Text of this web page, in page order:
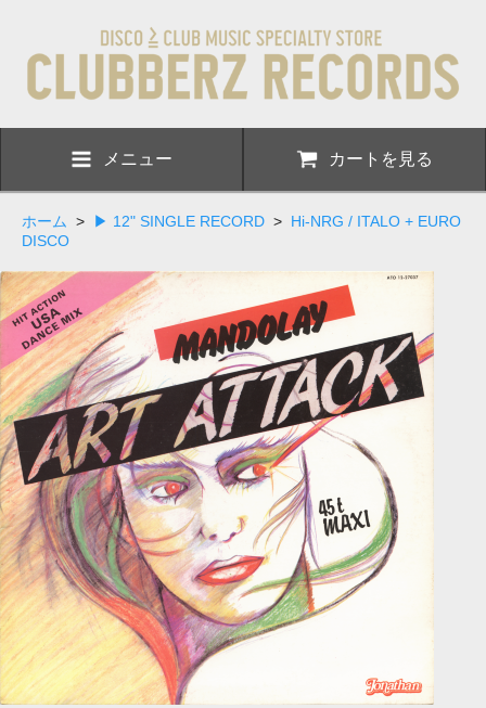
メニュー カートを見る
ホーム > ▶ 12" SINGLE RECORD > Hi-NRG / ITALO + EURO
DISCO